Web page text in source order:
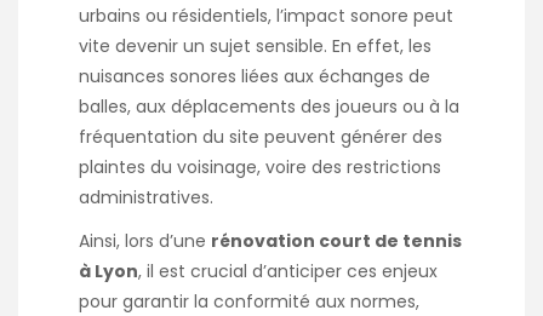
urbains ou résidentiels, l’impact sonore peut
vite devenir un sujet sensible. En effet, les
nuisances sonores liées aux échanges de
balles, aux déplacements des joueurs ou à la
fréquentation du site peuvent générer des
plaintes du voisinage, voire des restrictions
administratives.
Ainsi, lors d’une rénovation court de tennis
à Lyon, il est crucial d’anticiper ces enjeux
pour garantir la conformité aux normes,